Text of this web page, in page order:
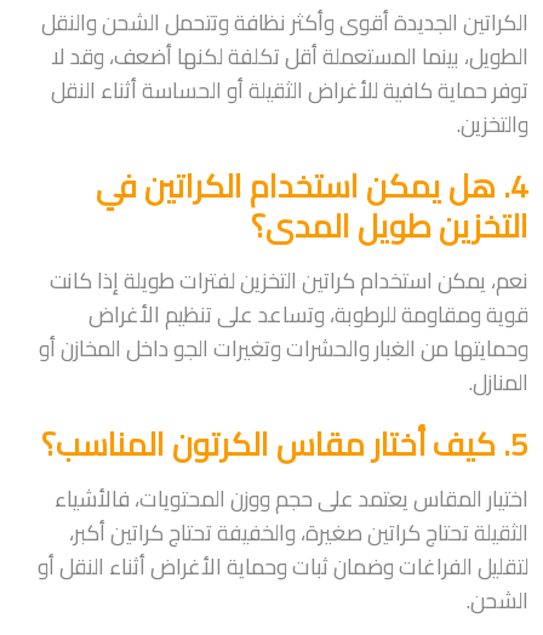
الكراتين الجديدة أقوى وأكثر نظافة وتتحمل الشحن والنقل
الطويل، بينما المستعملة أقل تكلفة لكنها أضعف، وقد لا
توفر حماية كافية للأغراض الثقيلة أو الحساسة أثناء النقل
والتخزين.
4. هل يمكن استخدام الكراتين في
التخزين طويل المدى؟
نعم، يمكن استخدام كراتين التخزين لفترات طويلة إذا كانت
قوية ومقاومة للرطوبة، وتساعد على تنظيم الأغراض
وحمايتها من الغبار والحشرات وتغيرات الجو داخل المخازن أو
المنازل.
5. كيف أختار مقاس الكرتون المناسب؟
اختيار المقاس يعتمد على حجم ووزن المحتويات، فالأشياء
الثقيلة تحتاج كراتين صغيرة، والخفيفة تحتاج كراتين أكبر،
لتقليل الفراغات وضمان ثبات وحماية الأغراض أثناء النقل أو
الشحن.